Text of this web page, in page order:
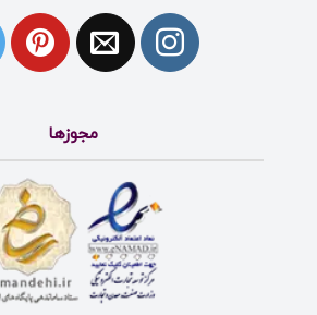
مجوزها